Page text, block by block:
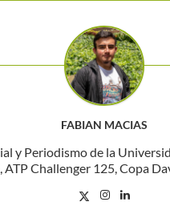
FABIAN MACIAS
y Periodismo de la
Challenger 125, Copa